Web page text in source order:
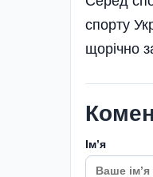
спорту
щорічно
Імʼя